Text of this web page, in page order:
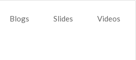
Blogs Slides Videos